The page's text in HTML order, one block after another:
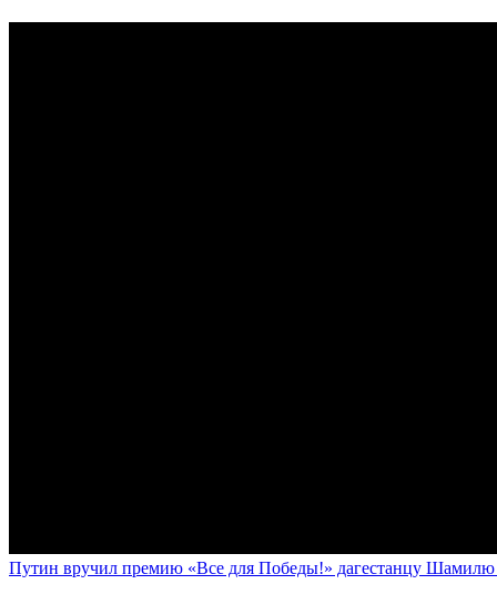
Путин вручил премию «Все для Победы!» дагестанцу Шамилю